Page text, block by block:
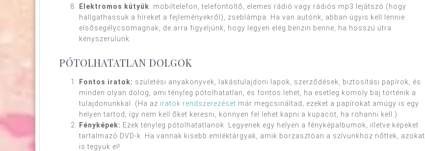
Elektromos kütyük: mobiltelefon, telefontöltő, elemes rádió vagy rádiós mp3 lejátszó (hogy
hallgathassuk a híreket a fejleményekről), zseblámpa. Ha van autónk, abban úgyis kell lennie
elsősegélycsomagnak, de arra figyeljünk, hogy legyen elég benzin benne, ha hosszú útra
kényszerülünk.
PÓTOLHATATLAN DOLGOK
Fontos iratok: születési anyakönyvek, lakástulajdoni lapok, szerződések, biztosítási papírok, és
minden olyan dolog, ami tényleg pótolhatatlan, és fontos lehet, ha esetleg komoly baj történik a
tulajdonunkkal. (Ha az iratok rendszerezését már megcsináltad, ezeket a papírokat amúgy is egy
helyen tartod, így nem kell őket keresni, könnyen fel lehet kapni a kupacot, ha rohanni kell.)
Fényképek: Ezek tényleg pótolhatatlanok. Legyenek egy helyen a fényképalbumok, illetve képeket
tartalmazó DVD-k. Ha vannak kisebb emléktárgyak, amik borzasztóan a szívünkhöz nőttek, azokat
is tegyük el!